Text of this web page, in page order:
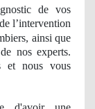
de vos
l’intervention
ainsi que
de nos experts.
et nous vous